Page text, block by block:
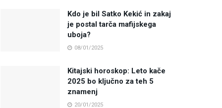
Kdo je bil Satko Kekić in zakaj
je postal tarča mafijskega
uboja?
08/01/2025
Kitajski horoskop: Leto kače
2025 bo ključno za teh 5
znamenj
20/01/2025